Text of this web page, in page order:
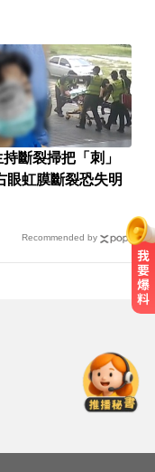
實
持斷裂掃把「刺」
眼虹膜斷裂恐失明
Recommended by
兩大救